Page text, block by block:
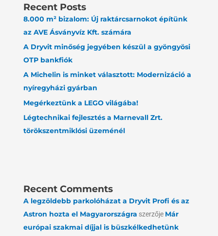
Recent Posts
8.000 m² bizalom: Új raktárcsarnokot építünk
az AVE Ásványvíz Kft. számára
A Dryvit minőség jegyében készül a gyöngyösi
OTP bankfiók
A Michelin is minket választott: Modernizáció a
nyíregyházi gyárban
Megérkeztünk a LEGO világába!
Légtechnikai fejlesztés a Marnevall Zrt.
törökszentmiklósi üzeménél
Recent Comments
A legzöldebb parkolóházat a Dryvit Profi és az
Astron hozta el Magyarországra szerzője Már
európai szakmai díjjal is büszkélkedhetünk